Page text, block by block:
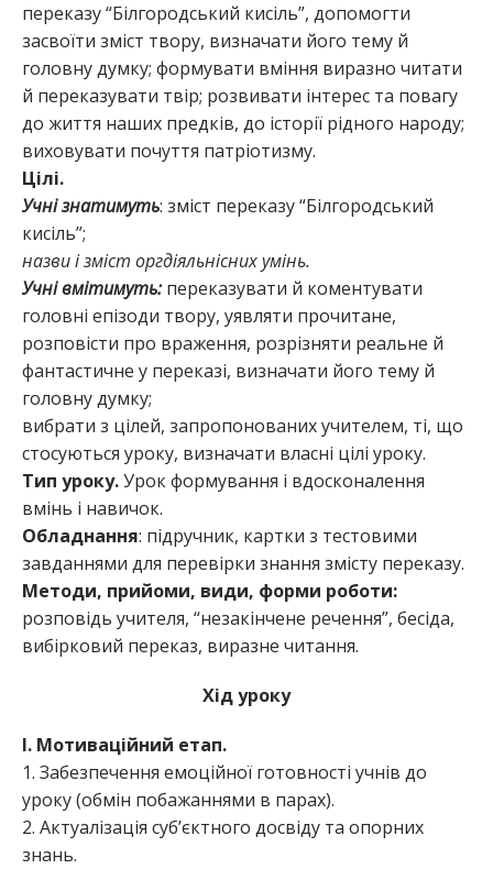
переказу “Білгородський кисіль”, допомогти
засвоїти зміст твору, визначати його тему й
головну думку; формувати вміння виразно читати
й переказувати твір; розвивати інтерес та повагу
до життя наших предків, до історії рідного народу;
виховувати почуття патріотизму.
Цілі.
Учні знатимуть: зміст переказу “Білгородський
кисіль”;
назви і зміст оргдіяльнісних умінь.
Учні вмітимуть:переказувати й коментувати
головні епізоди твору, уявляти прочитане,
розповісти про враження, розрізняти реальне й
фантастичне у переказі, визначати його тему й
головну думку;
вибрати з цілей, запропонованих учителем, ті, що
стосуються уроку, визначати власні цілі уроку.
Тип уроку.Урок формування і вдосконалення
вмінь і навичок.
Обладнання: підручник, картки з тестовими
завданнями для перевірки знання змісту переказу.
Методи, прийоми, види, форми роботи:
розповідь учителя, “незакінчене речення”, бесіда,
вибірковий переказ, виразне читання.
Хід уроку
І. Мотиваційний етап.
1. Забезпечення емоційної готовності учнів до
уроку (обмін побажаннями в парах).
2. Актуалізація суб’єктного досвіду та опорних
знань.